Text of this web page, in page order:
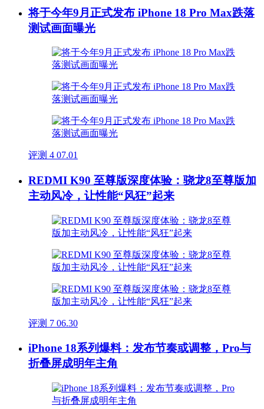
将于今年9月正式发布 iPhone 18 Pro Max跌落
测试画面曝光
评测 4 07.01
REDMI K90 至尊版深度体验：骁龙8至尊版加
主动风冷，让性能“风狂”起来
评测 7 06.30
iPhone 18系列爆料：发布节奏或调整，Pro与
折叠屏成明年主角